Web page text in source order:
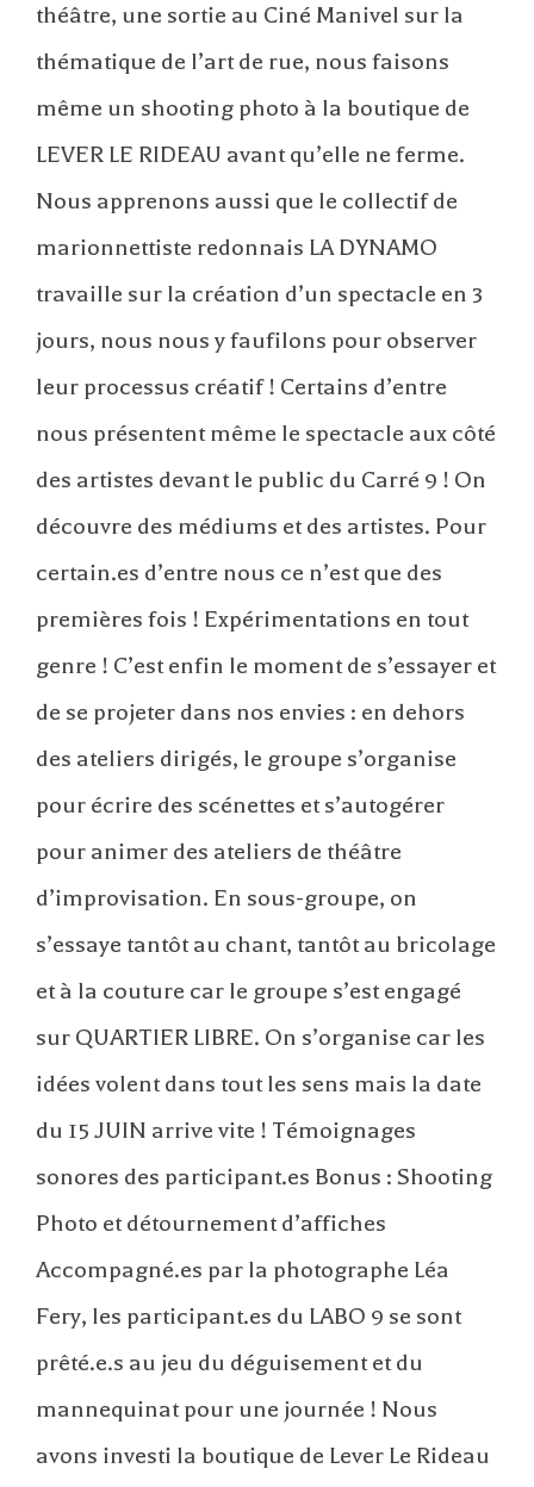
théâtre, une sortie au Ciné Manivel sur la
thématique de l’art de rue, nous faisons
même un shooting photo à la boutique de
LEVER LE RIDEAU avant qu’elle ne ferme.
Nous apprenons aussi que le collectif de
marionnettiste redonnais LA DYNAMO
travaille sur la création d’un spectacle en 3
jours, nous nous y faufilons pour observer
leur processus créatif ! Certains d’entre
nous présentent même le spectacle aux côté
des artistes devant le public du Carré 9 ! On
découvre des médiums et des artistes. Pour
certain.es d’entre nous ce n’est que des
premières fois ! Expérimentations en tout
genre ! C’est enfin le moment de s’essayer et
de se projeter dans nos envies : en dehors
des ateliers dirigés, le groupe s’organise
pour écrire des scénettes et s’autogérer
pour animer des ateliers de théâtre
d’improvisation. En sous-groupe, on
s’essaye tantôt au chant, tantôt au bricolage
et à la couture car le groupe s’est engagé
sur QUARTIER LIBRE. On s’organise car les
idées volent dans tout les sens mais la date
du 15 JUIN arrive vite ! Témoignages
sonores des participant.es Bonus : Shooting
Photo et détournement d’affiches
Accompagné.es par la photographe Léa
Fery, les participant.es du LABO 9 se sont
prêté.e.s au jeu du déguisement et du
mannequinat pour une journée ! Nous
avons investi la boutique de Lever Le Rideau